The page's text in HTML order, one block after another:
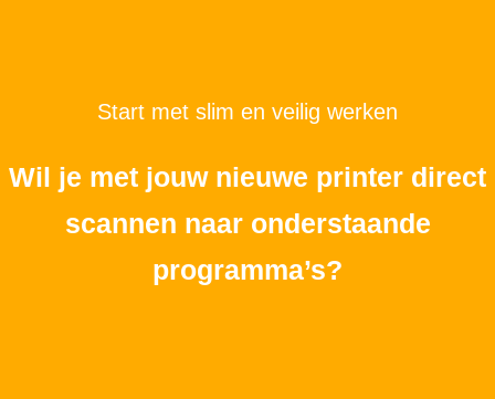
Start met slim en veilig werken
Wil je met jouw nieuwe printer direct
scannen naar onderstaande
programma’s?